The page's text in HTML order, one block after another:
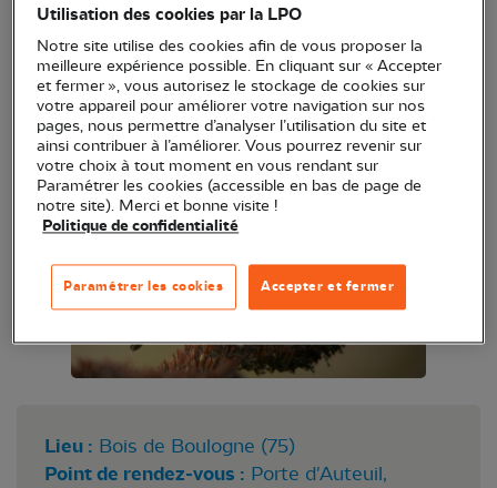
Durand
Lieu : Bois de Boulogne (75)
Point de rendez-vous : Porte d'Auteuil,
Utilisation des cookies par la LPO
Notre site utilise des cookies afin de vous proposer la
meilleure expérience possible. En cliquant sur « Accepter
et fermer », vous autorisez le stockage de cookies sur
votre appareil pour améliorer votre navigation sur nos
pages, nous permettre d’analyser l’utilisation du site et
ainsi contribuer à l’améliorer. Vous pourrez revenir sur
votre choix à tout moment en vous rendant sur
Paramétrer les cookies (accessible en bas de page de
notre site). Merci et bonne visite !
Politique de confidentialité
Accepter et fermer
Paramétrer les cookies